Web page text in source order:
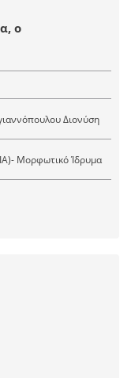
ο
Διονύση
Μορφωτικό Ίδρυμα